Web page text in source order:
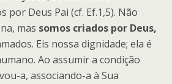
por Deus Pai (cf. Ef.1,5). Não
mas somos criados por Deus,
Eis nossa dignidade; ela é
Ao assumir a condição
a, associando-a à Sua